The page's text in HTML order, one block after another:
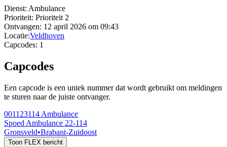
Dienst: Ambulance
Prioriteit: Prioriteit 2
Ontvangen: 12 april 2026 om 09:43
Locatie:Veldhoven
Capcodes: 1
Capcodes
Een capcode is een uniek nummer dat wordt gebruikt om meldingen
te sturen naar de juiste ontvanger.
001123114 Ambulance
Spoed Ambulance 22-114
Gronsveld•Brabant-Zuidoost
Toon FLEX bericht